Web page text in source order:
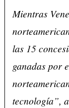
Mientras
las 15
ganadas por
tecnología”,